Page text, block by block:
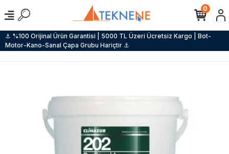
⚓ %100 Orijinal Ürün Garantisi | 5000 TL Üzeri Ücretsiz Kargo | Bot-
Motor-Kano-Sanal Çapa Grubu Hariçtir ⚓
0